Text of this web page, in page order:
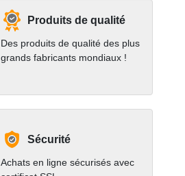
Produits de qualité
Des produits de qualité des plus
grands fabricants mondiaux !
Sécurité
Achats en ligne sécurisés avec